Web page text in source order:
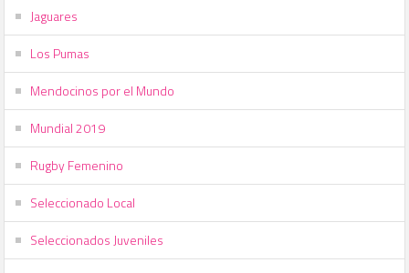
Jaguares
Los Pumas
Mendocinos por el Mundo
Mundial 2019
Rugby Femenino
Seleccionado Local
Seleccionados Juveniles